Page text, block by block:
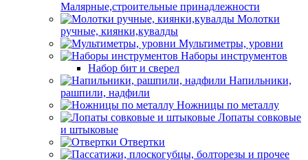
Малярные,строительные принадлежности
Молотки
ручные, киянки,кувалды
Мультиметры, уровни
Наборы инструментов
Набор бит и сверел
Напильники,
рашпили, надфили
Ножницы по металлу
Лопаты совковые
и штыковые
Отвертки